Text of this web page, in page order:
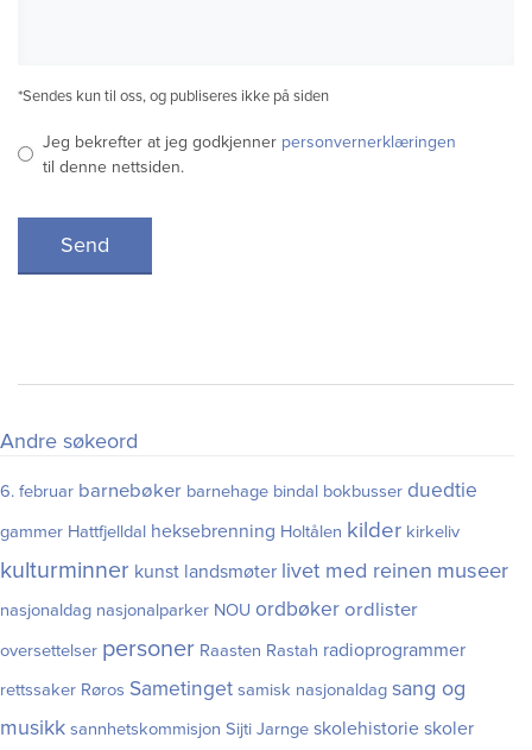
*Sendes kun til oss, og publiseres ikke på siden
Jeg bekrefter at jeg godkjenner personvernerklæringen
til denne nettsiden.
Send
Andre søkeord
6. februar barnebøker barnehage bindal bokbusser duedtie
gammer Hattfjelldal heksebrenning Holtålen kilder kirkeliv
kulturminner kunst landsmøter livet med reinen museer
nasjonaldag nasjonalparker NOU ordbøker ordlister
oversettelser personer Raasten Rastah radioprogrammer
rettssaker Røros Sametinget samisk nasjonaldag sang og
musikk sannhetskommisjon Sijti Jarnge skolehistorie skoler